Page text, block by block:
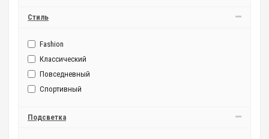
Стиль
Fashion
Классический
Повседневный
Спортивный
Подсветка